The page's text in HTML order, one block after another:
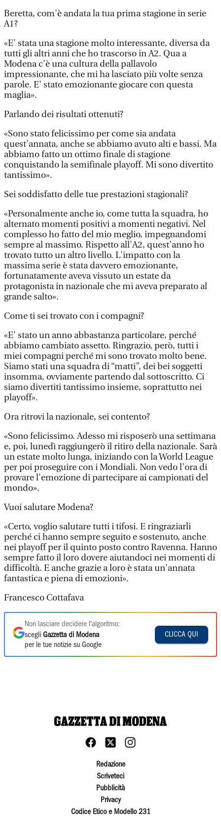
Beretta, com'è andata la tua prima stagione in serie
A1?
«E' stata una stagione molto interessante, diversa da
tutti gli altri anni che ho trascorso in A2. Qua a
Modena c'è una cultura della pallavolo
impressionante, che mi ha lasciato più volte senza
parole. E' stato emozionante giocare con questa
maglia».
Parlando dei risultati ottenuti?
«Sono stato felicissimo per come sia andata
quest'annata, anche se abbiamo avuto alti e bassi. Ma
abbiamo fatto un ottimo finale di stagione
conquistando la semifinale playoff. Mi sono divertito
tantissimo».
Sei soddisfatto delle tue prestazioni stagionali?
«Personalmente anche io, come tutta la squadra, ho
alternato momenti positivi a momenti negativi. Nel
complesso ho fatto del mio meglio, impegnandomi
sempre al massimo. Rispetto all'A2, quest'anno ho
trovato tutto un altro livello. L'impatto con la
massima serie è stata davvero emozionante,
fortunatamente aveva vissuto un estate da
protagonista in nazionale che mi aveva preparato al
grande salto».
Come ti sei trovato con i compagni?
«E' stato un anno abbastanza particolare, perché
abbiamo cambiato assetto. Ringrazio, però, tutti i
miei compagni perché mi sono trovato molto bene.
Siamo stati una squadra di “matti”, dei bei soggetti
insomma, ovviamente partendo dal sottoscritto. Ci
siamo divertiti tantissimo insieme, soprattutto nei
playoff».
Ora ritrovi la nazionale, sei contento?
«Sono felicissimo. Adesso mi risposerò una settimana
e, poi, lunedì raggiungerò il ritiro della nazionale. Sarà
un estate molto lunga, iniziando con la World League
per poi proseguire con i Mondiali. Non vedo l'ora di
provare l'emozione di partecipare ai campionati del
mondo».
Vuoi salutare Modena?
«Certo, voglio salutare tutti i tifosi. E ringraziarli
perché ci hanno sempre seguito e sostenuto, anche
nei playoff per il quinto posto contro Ravenna. Hanno
sempre fatto il loro dovere aiutandoci nei momenti di
difficoltà. E anche grazie a loro è stata un'annata
fantastica e piena di emozioni».
Francesco Cottafava
Non lasciare decidere l'algoritmo:
scegli Gazzetta di Modena
per le tue notizie su Google
CLICCA QUI
Redazione
Scriveteci
Pubblicità
Privacy
Codice Etico e Modello 231